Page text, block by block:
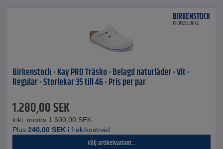
Birkenstock - Kay PRO Träsko - Belagd naturläder - Vit -
Regular - Storlekar 35 till 46 - Pris per par
1.280,00SEK
inkl. moms. 1.600,00 SEK
Plus 240,00 SEK i fraktkostnad
Välj artikelvariant...